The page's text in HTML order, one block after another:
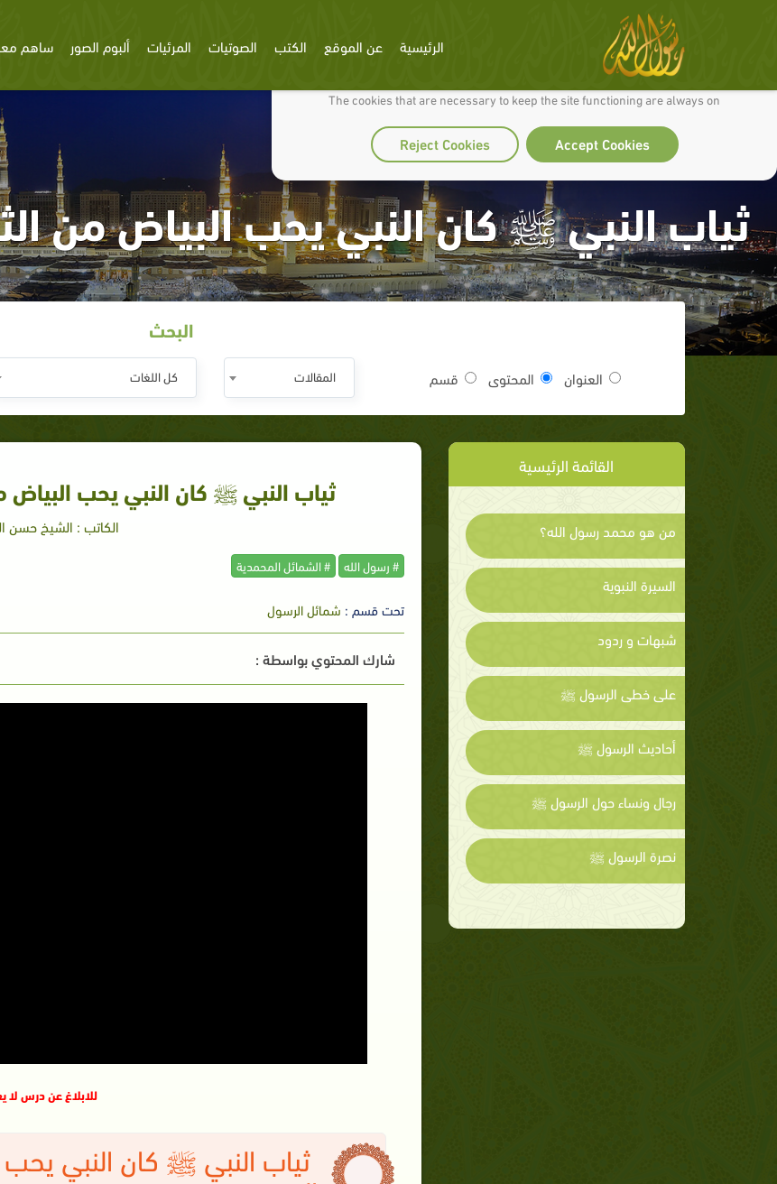
We use cookies to make our site work well for you and so we can continually improve it.
The cookies that are necessary to keep the site functioning are always on
Accept Cookies
Reject Cookies
الرئيسية عن الموقع الكتب الصوتيات المرئيات ألبوم الصور ساهم
ثياب النبي ﷺ كان النبي يحب البياض من
البحث
العنوان المحتوى قسم المقالات كل اللغات
القائمة الرئيسية
من هو محمد رسول الله؟
السيرة النبوية
شبهات و ردود
على خطى الرسول ﷺ
أحاديث الرسول ﷺ
رجال ونساء حول الرسول ﷺ
نصرة الرسول ﷺ
ثياب النبي ﷺ كان النبي يحب
الكاتب : الشيخ حسن
# رسول الله # الشمائل المحمدية
تحت قسم : شمائل الرسول
شارك المحتوي بواسطة :
للابلاغ عن درس لا
ثياب النبي ﷺ كان النبي